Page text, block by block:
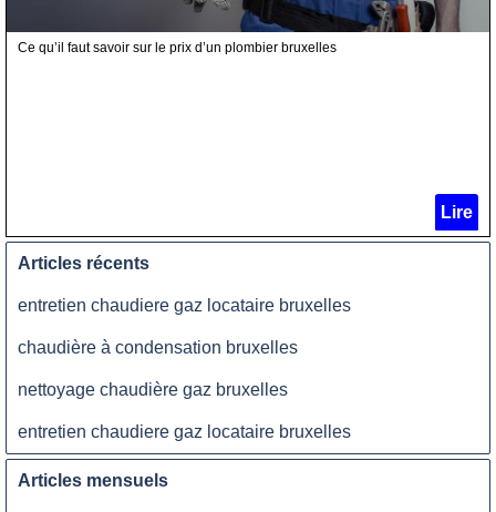
Ce qu’il faut savoir sur le prix d’un plombier bruxelles
Lire
Articles récents
entretien chaudiere gaz locataire bruxelles
chaudière à condensation bruxelles
nettoyage chaudière gaz bruxelles
entretien chaudiere gaz locataire bruxelles
Articles mensuels